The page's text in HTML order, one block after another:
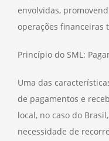
envolvidas,
operações financeiras
Princípio do SML:
Uma das
de pagamentos e
local, no caso do
necessidade de